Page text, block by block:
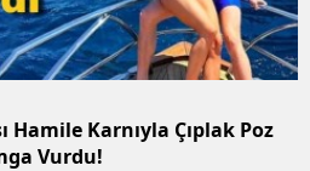
Hamile Karnıyla Çıplak Poz
Vurdu!